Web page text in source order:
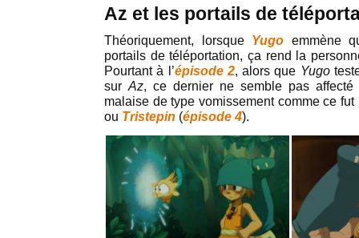
Az et les portails de
Théoriquement, lorsque Yugo emmène
portails de téléportation, ça rend la
Pourtant à l’épisode 2, alors que Yugo
sur Az, ce dernier ne semble pas
malaise de type vomissement comme ce
ou Tristepin (épisode 4).